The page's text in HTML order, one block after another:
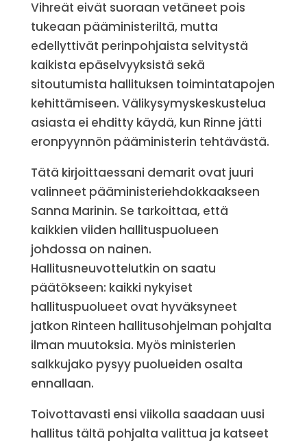
Vihreät eivät suoraan vetäneet pois
tukeaan pääministeriltä, mutta
edellyttivät perinpohjaista selvitystä
kaikista epäselvyyksistä sekä
sitoutumista hallituksen toimintatapojen
kehittämiseen. Välikysymyskeskustelua
asiasta ei ehditty käydä, kun Rinne jätti
eronpyynnön pääministerin tehtävästä.
Tätä kirjoittaessani demarit ovat juuri
valinneet pääministeriehdokkaakseen
Sanna Marinin. Se tarkoittaa, että
kaikkien viiden hallituspuolueen
johdossa on nainen.
Hallitusneuvottelutkin on saatu
päätökseen: kaikki nykyiset
hallituspuolueet ovat hyväksyneet
jatkon Rinteen hallitusohjelman pohjalta
ilman muutoksia. Myös ministerien
salkkujako pysyy puolueiden osalta
ennallaan.
Toivottavasti ensi viikolla saadaan uusi
hallitus tältä pohjalta valittua ja katseet